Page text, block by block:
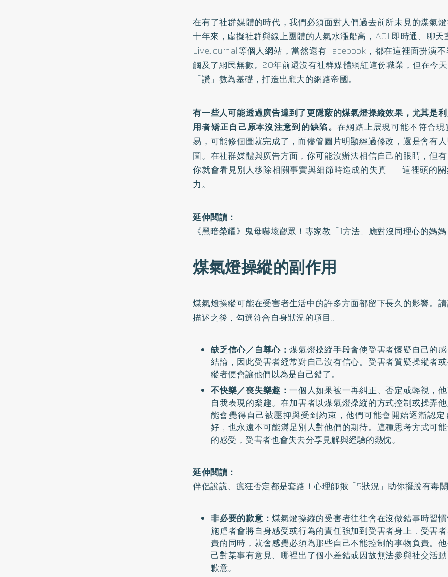
在有了社群媒體的時代，我們必須面對人們過去前所未見的煤氣
十年來，虛擬社群與線上團體的人氣水漲船高，AOL即時通、聊
LiveJournal等個人網站，當然還有Facebook，都在這裡面扮演不
觸及了網民無數。20年前還沒有社群媒體網紅這份職業，但在今
「讚」數為基礎，打造出龐大的網路帝國。
有一些人可能透過廣告達到了更隱蔽的煤氣燈操縱效果，尤其是
用者矯正自己原本沒注意到的缺陷。 在網路上展現可能不符合
易，可能修個圖就完成了，而儘管圖片明顯經過修改，還是會有
圖。在社群媒體與廣告方面，你可能沒辦法相信自己的眼睛，但有
你就會看見別人移除相關事實與細節時造成的失真——這裡頭的
力。
延伸閱讀：
《黑暗榮耀》鬼母嚇壞觀眾！專家教「1方法」應對沒同理心的媽媽
煤氣燈操縱的副作用
煤氣燈操縱可能在受害者生活中的許多方面都留下長久的影響。
描述之後，勾選符合自身狀況的項目。
缺乏信心／自尊心： 煤氣燈操縱手段會使受害者懷疑自己的
結論，因此受害者經常對自己沒有信心。受害者質疑操縱者
縱者便會讓他們以為是自己錯了。
不快樂／喪失樂趣： 一個人如果被一再糾正、否定或輕視，
自我表現的樂趣。在加害者以煤氣燈操縱的方式控制或操弄
能會覺得自己被壓抑與受到約束，他們可能會開始逐漸認
好，也永遠不可能滿足別人對他們的期待。這種思考方式可
的感受，受害者也會失去分享見解與經驗的熱忱。
延伸閱讀：
伴侶說謊、瘋狂否定都是套路！心理師揪「5狀況」助你擺脫有毒
非必要的歉意：煤氣燈操縱的受害者往往會在沒做錯事時習
施虐者會將自身感受或行為的責任強加到受害者身上，受害
責的同時，就會感覺必須為那些自己不能控制的事物負責。
己對某事有意見、哪裡出了個小差錯或因故無法參與社交活
歉意。